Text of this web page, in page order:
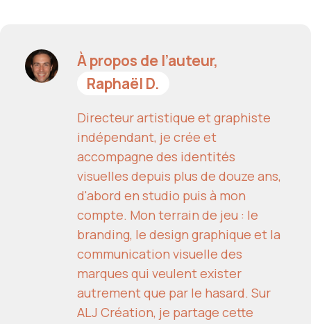
À propos de l’auteur,
Raphaël D.
Directeur artistique et graphiste
indépendant, je crée et
accompagne des identités
visuelles depuis plus de douze ans,
d'abord en studio puis à mon
compte. Mon terrain de jeu : le
branding, le design graphique et la
communication visuelle des
marques qui veulent exister
autrement que par le hasard. Sur
ALJ Création, je partage cette